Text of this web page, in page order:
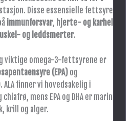
Disse essensielle fettsyrene
immunforsvar, hjerte- og karhelse
og leddsmerter.
viktige omega-3-fettsyrene er
(EPA)og
. ALA finner vi hovedsakelig i
mens EPA og DHA er marine
krill og alger.